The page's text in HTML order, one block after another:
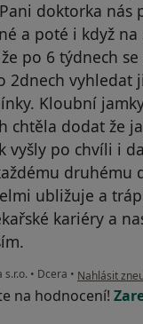
doktorka nás
a poté i když
po 6 týdnech
2dnech vyhledat
Kloubní
chtěla dodat že
vyšly po chvíli i
druhému
ubližuje a
kariéry a
s.r.o. • Dcera • podle
Nahlásit
na hodnocení!